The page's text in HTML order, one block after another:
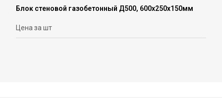
Блок стеновой газобетонный Д500, 600х250х150мм
Цена за шт